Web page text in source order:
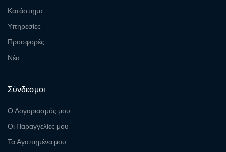
Κατάστημα
Υπηρεσίες
Προσφορές
Νέα
Σύνδεσμοι
Ο Λογαριασμός μου
Οι Παραγγελίες μου
Τα Αγαπημένα μου